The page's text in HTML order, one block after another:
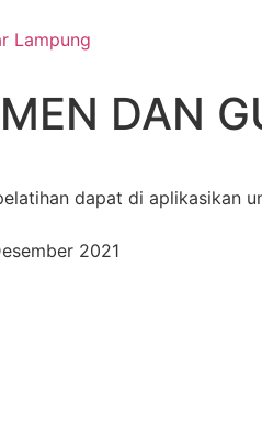
DAN
dapat di aplikasikan
2021